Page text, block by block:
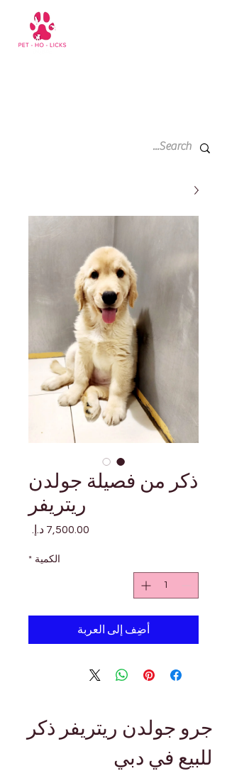
ذكر من فصيلة جولدن
ريتريفر
الكمية *
أضِف إلى العربة
جرو جولدن ريتريفر ذكر
للبيع في دبي